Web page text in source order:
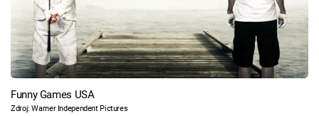
Funny Games USA
Zdroj: Warner Independent Pictures